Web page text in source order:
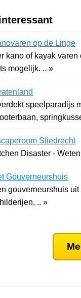
op de Linge
kano of kayak
mogelijk. .. »
speelparadijs
Sliedrecht
Disaster -
Gouverneurshuis
gouverneurshuis
.. »